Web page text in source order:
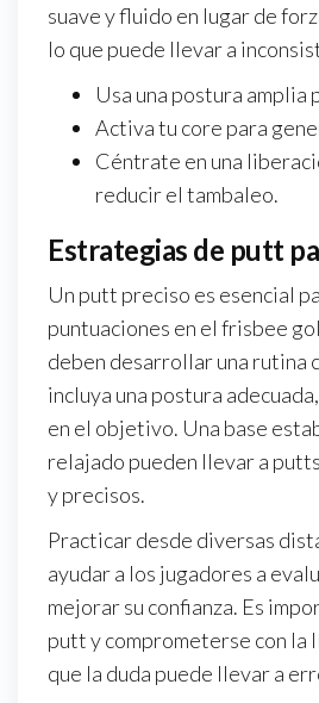
suave y fluido en lugar de
lo que puede llevar a
Usa una postura amplia
Activa tu core para
Céntrate en una
reducir el tambaleo.
Estrategias de putt
Un putt preciso es esencial
puntuaciones en el frisbee
deben desarrollar una rutina
incluya una postura
en el objetivo. Una base
relajado pueden llevar a
y precisos.
Practicar desde diversas
ayudar a los jugadores a
mejorar su confianza. Es
putt y comprometerse con la
que la duda puede llevar a